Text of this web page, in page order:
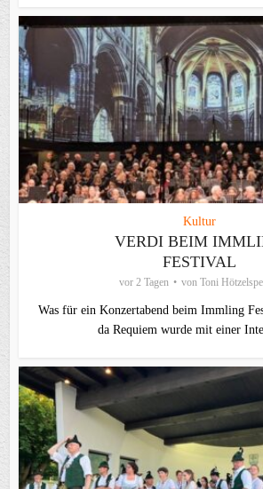
Kultur
VERDI BEIM
FESTIVAL
vor 2 Tagen von Toni
Was für ein Konzertabend beim Immling
da Requiem wurde mit einer